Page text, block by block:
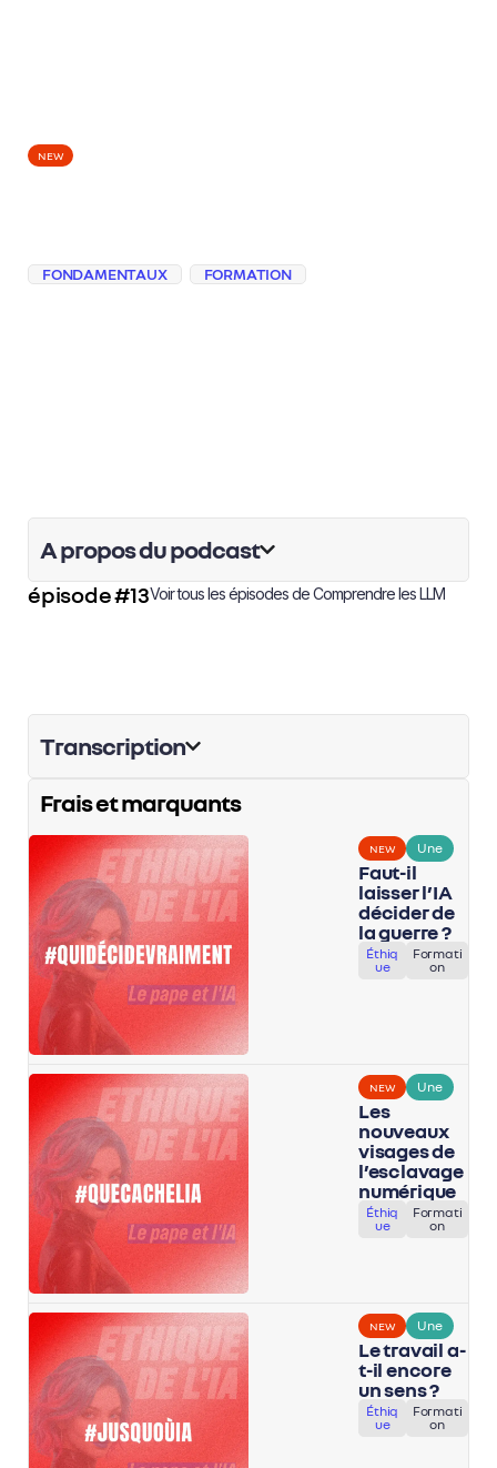
NEW
FONDAMENTAUX FORMATION
A propos du podcast
épisode #13Voir tous les épisodes deComprendre les LLM
Transcription
Frais et marquants
NEW Une
Faut-il
laisser l’IA
décider de
la guerre ?
Éthiq
ue
Formati
on
NEW Une
Les
nouveaux
visages de
l’esclavage
numérique
Éthiq
ue
Formati
on
NEW Une
Le travail a-
t-il encore
un sens ?
Éthiq
ue
Formati
on